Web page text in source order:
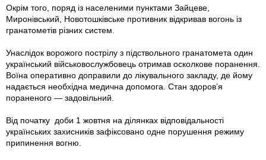
Окрім того, поряд із населеними пунктами Зайцеве,
Миронівський, Новотошківське противник відкривав вогонь із
гранатометів різних систем.
Унаслідок ворожого пострілу з підствольного гранатомета один
український військовослужбовець отримав осколкове поранення.
Воїна оперативно доправили до лікувального закладу, де йому
надається необхідна медична допомога. Стан здоров’я
пораненого — задовільний.
Від початку доби 1 жовтня на ділянках відповідальності
українських захисників зафіксовано одне порушення режиму
припинення вогню.